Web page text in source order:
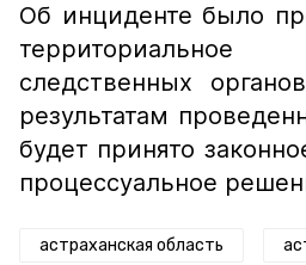
Об инциденте было
территориальное
следственных
результатам
будет принято
процессуальное
астраханская область